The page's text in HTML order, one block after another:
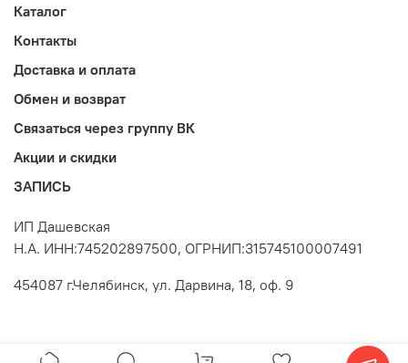
Каталог
Контакты
Доставка и оплата
Обмен и возврат
Связаться через группу ВК
Акции и скидки
ЗАПИСЬ
ИП Дашевская
Н.А. ИНН:745202897500, ОГРНИП:315745100007491
454087 г.Челябинск, ул. Дарвина, 18, оф. 9